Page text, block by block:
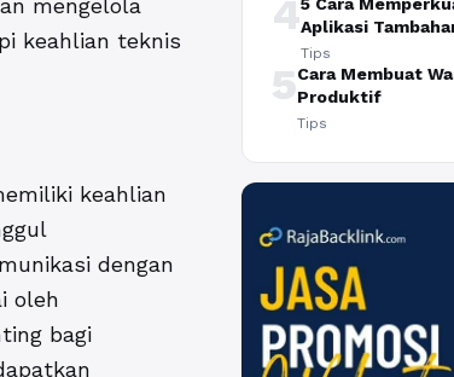
mengelola
keahlian teknis
keahlian
dengan
oleh
bagi
4Aplikasi
Tips
5Cara Membuat
Produktif
Tips